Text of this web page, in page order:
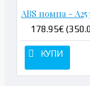
ABS помпа -
178.95€
КУПИ